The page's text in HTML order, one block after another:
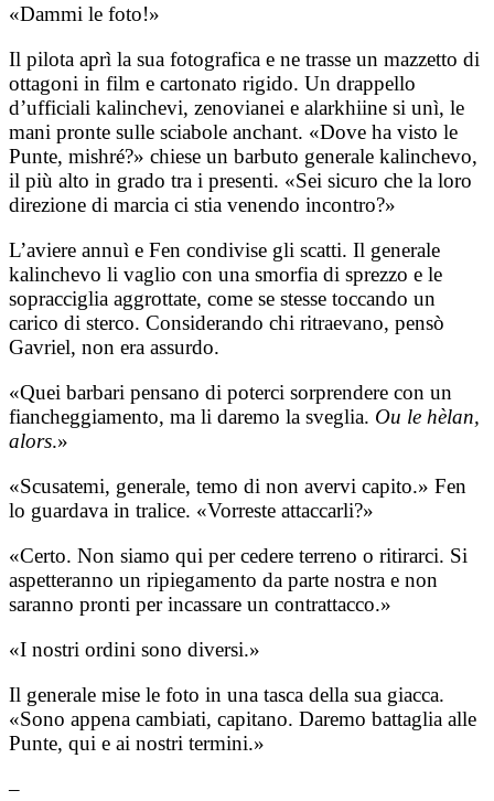
«Dammi le foto!»
Il pilota aprì la sua fotografica e ne trasse un mazzetto di
ottagoni in film e cartonato rigido. Un drappello
d’ufficiali kalinchevi, zenovianei e alarkhiine si unì, le
mani pronte sulle sciabole anchant. «Dove ha visto le
Punte, mishré?» chiese un barbuto generale kalinchevo,
il più alto in grado tra i presenti. «Sei sicuro che la loro
direzione di marcia ci stia venendo incontro?»
L’aviere annuì e Fen condivise gli scatti. Il generale
kalinchevo li vaglio con una smorfia di sprezzo e le
sopracciglia aggrottate, come se stesse toccando un
carico di sterco. Considerando chi ritraevano, pensò
Gavriel, non era assurdo.
«Quei barbari pensano di poterci sorprendere con un
fiancheggiamento, ma li daremo la sveglia. Ou le hèlan,
alors.»
«Scusatemi, generale, temo di non avervi capito.» Fen
lo guardava in tralice. «Vorreste attaccarli?»
«Certo. Non siamo qui per cedere terreno o ritirarci. Si
aspetteranno un ripiegamento da parte nostra e non
saranno pronti per incassare un contrattacco.»
«I nostri ordini sono diversi.»
Il generale mise le foto in una tasca della sua giacca.
«Sono appena cambiati, capitano. Daremo battaglia alle
Punte, qui e ai nostri termini.»
–